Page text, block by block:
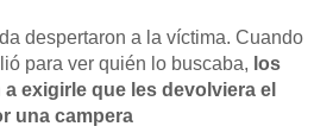
despertaron a la víctima. Cuando
para ver quién lo buscaba, los
exigirle que les devolviera el
una campera